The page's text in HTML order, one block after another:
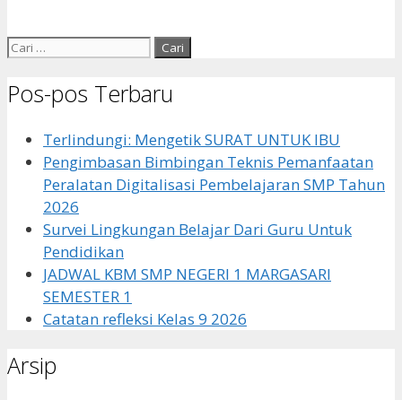
Cari
Pos-pos Terbaru
Terlindungi: Mengetik SURAT UNTUK IBU
Pengimbasan Bimbingan Teknis Pemanfaatan
Peralatan Digitalisasi Pembelajaran SMP Tahun
2026
Survei Lingkungan Belajar Dari Guru Untuk
Pendidikan
JADWAL KBM SMP NEGERI 1 MARGASARI
SEMESTER 1
Catatan refleksi Kelas 9 2026
Arsip